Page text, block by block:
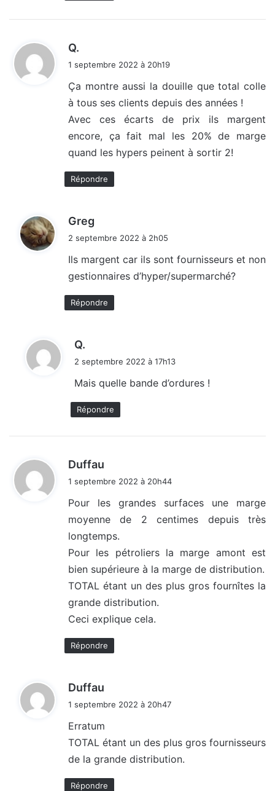
Q.
:
1 septembre 2022 à 20h19
Ça montre aussi la douille que total colle
à tous ses clients depuis des années !
Avec ces écarts de prix ils margent
encore, ça fait mal les 20% de marge
quand les hypers peinent à sortir 2!
Répondre
Greg
:
2 septembre 2022 à 2h05
Ils margent car ils sont fournisseurs et non
gestionnaires d’hyper/supermarché?
Répondre
Q.
2 septembre 2022 à 17h13
Mais quelle bande d’ordures !
Répondre
Duffau
:
1 septembre 2022 à 20h44
Pour les grandes surfaces une marge
moyenne de 2 centimes depuis très
longtemps.
Pour les pétroliers la marge amont est
bien supérieure à la marge de distribution.
TOTAL étant un des plus gros fournîtes la
grande distribution.
Ceci explique cela.
Répondre
Duffau
:
1 septembre 2022 à 20h47
Erratum
TOTAL étant un des plus gros fournisseurs
de la grande distribution.
Répondre